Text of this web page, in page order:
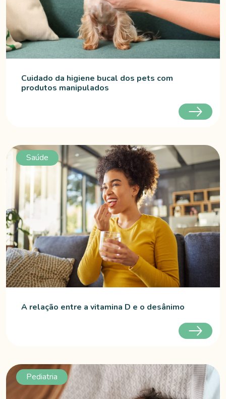
Cuidado da higiene bucal dos pets com
produtos manipulados
Saúde
A relação entre a vitamina D e o desânimo
Pediatria